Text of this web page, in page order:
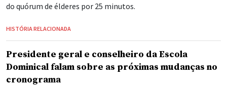
do quórum de élderes por 25 minutos.
HISTÓRIA RELACIONADA
Presidente geral e conselheiro da Escola
Dominical falam sobre as próximas mudanças no
cronograma